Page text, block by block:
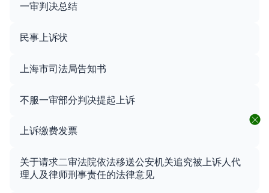
一审判决总结
民事上诉状
上海市司法局告知书
不服一审部分判决提起上诉
上诉缴费发票
关于请求二审法院依法移送公安机关追究被上诉人代
理人及律师刑事责任的法律意见